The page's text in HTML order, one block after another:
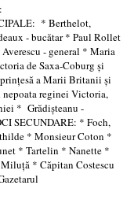
* Berthelot,
- bucătar * Paul Rollet
- general * Maria
de Saxa-Coburg şi
a Marii Britanii şi
reginei Victoria,
* Grădişteanu -
SECUNDARE: * Foch,
* Monsieur Coton *
* Tartelin * Nanette *
* Căpitan Costescu